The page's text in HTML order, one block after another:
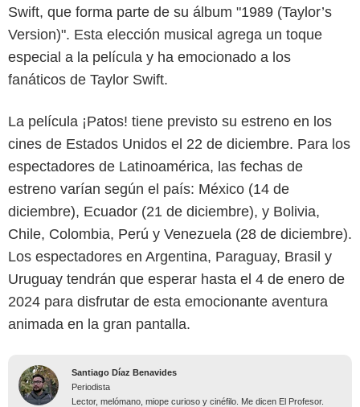
Swift, que forma parte de su álbum "1989 (Taylor’s
Version)". Esta elección musical agrega un toque
especial a la película y ha emocionado a los
fanáticos de Taylor Swift.
La película ¡Patos! tiene previsto su estreno en los
cines de Estados Unidos el 22 de diciembre. Para los
espectadores de Latinoamérica, las fechas de
estreno varían según el país: México (14 de
diciembre), Ecuador (21 de diciembre), y Bolivia,
Chile, Colombia, Perú y Venezuela (28 de diciembre).
Los espectadores en Argentina, Paraguay, Brasil y
Uruguay tendrán que esperar hasta el 4 de enero de
2024 para disfrutar de esta emocionante aventura
animada en la gran pantalla.
Santiago Díaz Benavides
Periodista
Lector, melómano, miope curioso y cinéfilo. Me dicen El Profesor.